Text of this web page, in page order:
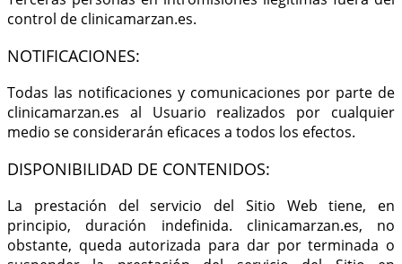
control de clinicamarzan.es.
NOTIFICACIONES:
Todas las notificaciones y comunicaciones por parte de
clinicamarzan.es al Usuario realizados por cualquier
medio se considerarán eficaces a todos los efectos.
DISPONIBILIDAD DE CONTENIDOS:
La prestación del servicio del Sitio Web tiene, en
principio, duración indefinida. clinicamarzan.es, no
obstante, queda autorizada para dar por terminada o